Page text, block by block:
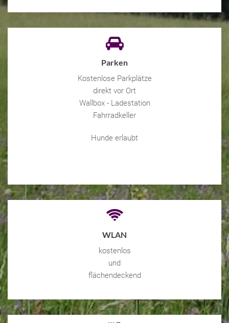
Parken
Kostenlose Parkplätze
direkt vor Ort
Wallbox - Ladestation
Fahrradkeller
Hunde erlaubt
WLAN
kostenlos
und
flächendeckend